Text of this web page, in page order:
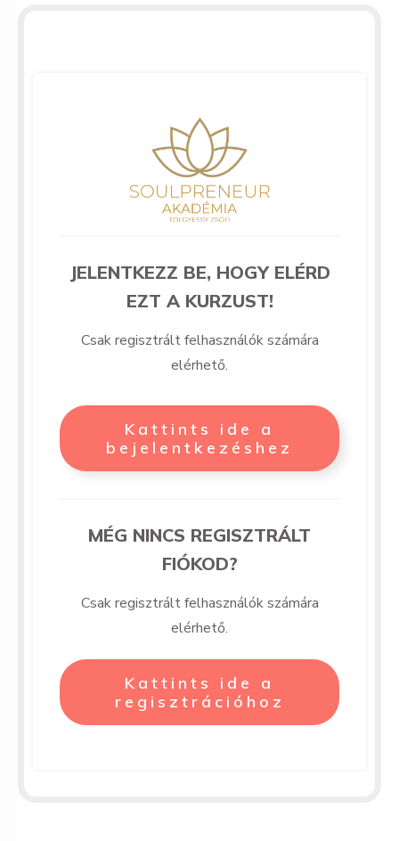
JELENTKEZZ BE, HOGY ELÉRD
EZT A KURZUST!
Csak regisztrált felhasználók számára
elérhető.
Kattints ide a
bejelentkezéshez
MÉG NINCS REGISZTRÁLT
FIÓKOD?
Csak regisztrált felhasználók számára
elérhető.
Kattints ide a
regisztrációhoz